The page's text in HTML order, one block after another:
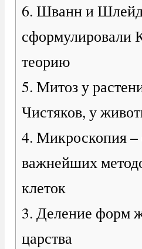
6. Шванн и
сформулировали
теорию
5. Митоз у
Чистяков, у
4. Микроскопия –
важнейших
клеток
3. Деление форм
царства